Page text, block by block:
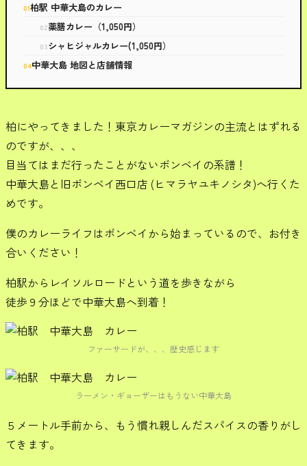
柏駅 中華大島のカレー
薬膳カレー（1,050円）
シャヒジャルカレー(1,050円）
中華大島 地図と店舗情報
柏にやってきました！東京カレーマガジンの主流とはずれる
のですが、、、
目当てはまだ行ったことがないボンベイの系譜！
中華大島と旧ボンベイ西口店 (ヒマラヤユキノシタ)へ行くた
めです。
僕のカレーライフはボンベイから始まっているので、お付き
合いください！
柏駅からレイソルロードという道を歩きながら
徒歩９分ほどで中華大島へ到着！
ファーサードが、、、歴史感じます
ラーメン・ギョーザーはもうない中華大島
５メートル手前から、もう慣れ親しんだスパイスの香りがし
てきます。